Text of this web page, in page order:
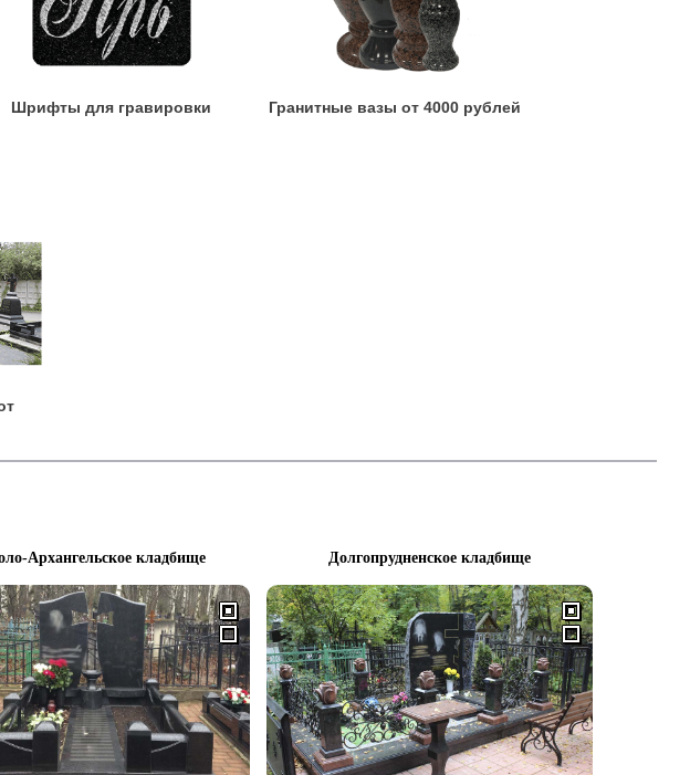
Шрифты для гравировки Гранитные вазы от 4000 рублей
Архангельское кладбище Долгопрудненское кладбище